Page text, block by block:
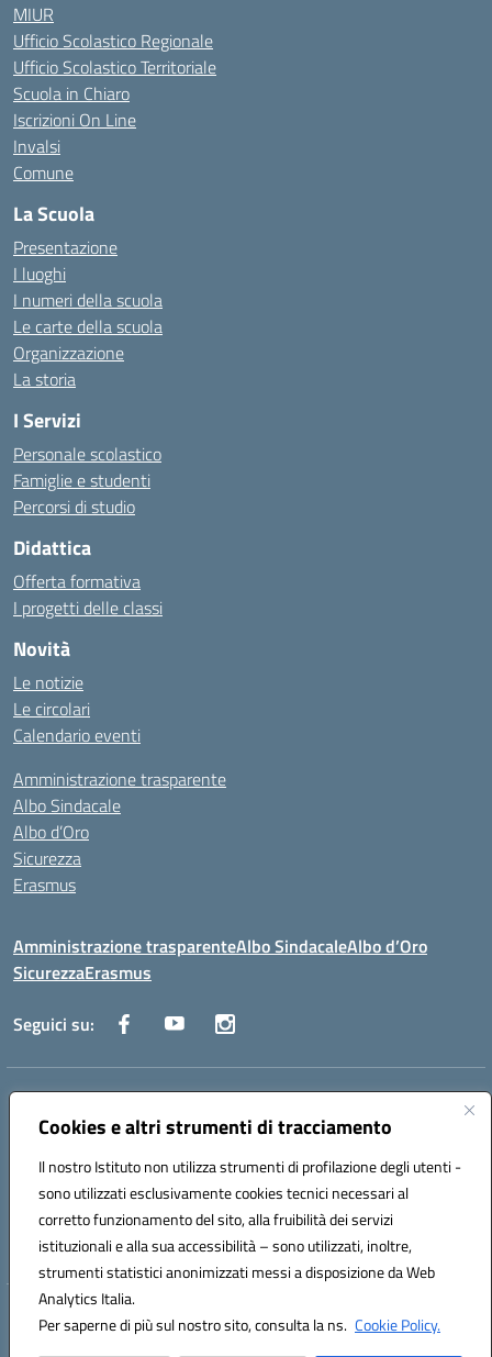
Cookies e altri strumenti di tracciamento
Il nostro Istituto non utilizza strumenti di profilazione degli utenti -
sono utilizzati esclusivamente cookies tecnici necessari al
corretto funzionamento del sito, alla fruibilità dei servizi
istituzionali e alla sua accessibilità – sono utilizzati, inoltre,
strumenti statistici anonimizzati messi a disposizione da Web
Analytics Italia.
Per saperne di più sul nostro sito, consulta la ns. Cookie Policy.
MIUR
Ufficio Scolastico Regionale
Ufficio Scolastico Territoriale
Scuola in Chiaro
Iscrizioni On Line
Invalsi
Comune
La Scuola
Presentazione
I luoghi
I numeri della scuola
Le carte della scuola
Organizzazione
La storia
I Servizi
Personale scolastico
Famiglie e studenti
Percorsi di studio
Didattica
Offerta formativa
I progetti delle classi
Novità
Le notizie
Le circolari
Calendario eventi
Amministrazione trasparente
Albo Sindacale
Albo d’Oro
Sicurezza
Erasmus
Amministrazione trasparenteAlbo SindacaleAlbo d’Oro
SicurezzaErasmus
Seguici su:
Indirizzo:
Centralino:0885.426034 Email:FGTD02000P@istruzione.it
Codice fiscale: 81002930717
Codice meccanografico:
FGTD02000P
Codice unico di fatturazione (CUF): UFUN7Y
Hosting & Powered by 3D Solution S.r.l.
Concept & Design by Designers Italia